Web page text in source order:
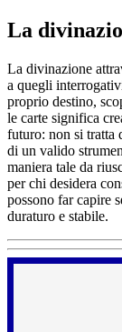
La
La divinazione
a quegli
proprio destino,
le carte significa
futuro: non si tratta
di un valido
maniera tale da
per chi desidera
possono far capire
duraturo e stabile.